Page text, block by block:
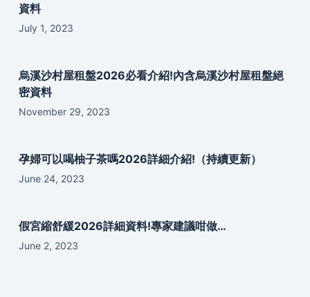
資料
July 1, 2023
烏溪沙村屋租盤2026必看介紹!內含烏溪沙村屋租盤絕
密資料
November 29, 2023
孕婦可以喝柚子茶嗎2026詳細介紹!（持續更新）
June 24, 2023
假宮縮舒緩2026詳細資料!專家建議咁做…
June 2, 2023